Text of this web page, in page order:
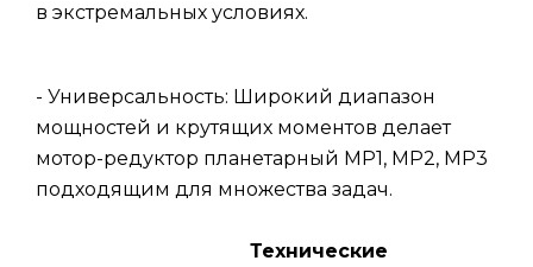
в экстремальных условиях.
- Универсальность: Широкий диапазон
мощностей и крутящих моментов делает
мотор-редуктор планетарный МР1, МР2, МР3
подходящим для множества задач.
Технические